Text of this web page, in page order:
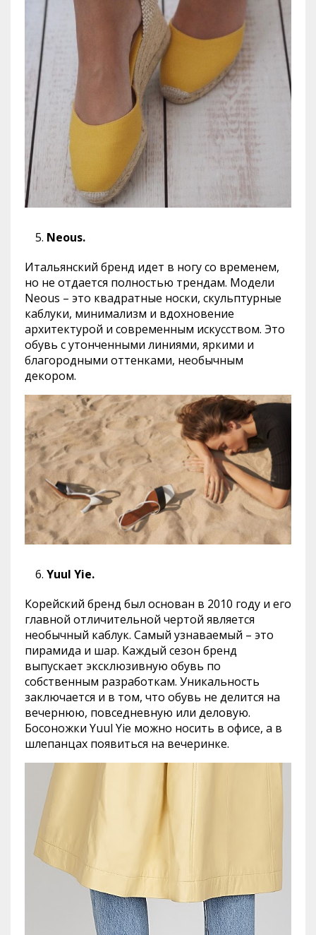
Neous.
Итальянский бренд идет в ногу со временем,
но не отдается полностью трендам. Модели
Neous – это квадратные носки, скульптурные
каблуки, минимализм и вдохновение
архитектурой и современным искусством. Это
обувь с утонченными линиями, яркими и
благородными оттенками, необычным
декором.
Yuul Yie.
Корейский бренд был основан в 2010 году и его
главной отличительной чертой является
необычный каблук. Самый узнаваемый – это
пирамида и шар. Каждый сезон бренд
выпускает эксклюзивную обувь по
собственным разработкам. Уникальность
заключается и в том, что обувь не делится на
вечернюю, повседневную или деловую.
Босоножки Yuul Yie можно носить в офисе, а в
шлепанцах появиться на вечеринке.